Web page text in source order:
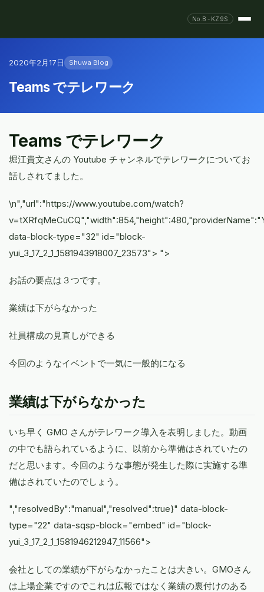
No.B-KZ9S
2020年2月17日 Shuwa Blog
Teams でテレワーク
Teams でテレワーク
堀江貴文さんの Youtube チャンネルでテレワークについてお
話しされてました。
\n","url":"https://www.youtube.com/watch?
data-block-type="32" id="block-
yui_3_17_2_1_1581943918007_23573"> ">
お話の要点は３つです。
業績は下がらなかった
社員構成の見直しができる
今回のようなイベントで一気に一般的になる
業績は下がらなかった
いち早く GMO さんがテレワーク導入を表明しました。動画
の中でも語られているように、以前から準備はされていたの
だと思います。今回のような事態が発生した際に実施する準
備はされていたのでしょう。
","resolvedBy":"manual","resolved":true}" data-block-
type="22" data-sqsp-block="embed" id="block-
yui_3_17_2_1_1581946212947_11566">
会社としての業績が下がらなかったことは大きい。GMOさん
は上場企業ですのでこれは広報ではなく業績の裏付けのある